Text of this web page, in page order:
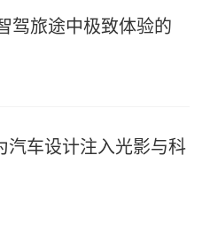
驾旅途中极致体验的
汽车设计注入光影与科